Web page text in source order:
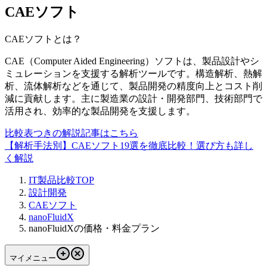
CAEソフト
CAEソフト とは？
CAE（Computer Aided Engineering）ソフトは、製品設計やシ
ミュレーションを支援する解析ツールです。構造解析、熱解
析、流体解析などを通じて、製品開発の精度向上とコスト削
減に貢献します。主に製造業の設計・開発部門、技術部門で
活用され、効率的な製品開発を支援します。
比較表つきの解説記事はこちら
【解析手法別】CAEソフト19選を徹底比較！選び方も詳し
く解説
IT製品比較TOP
設計開発
CAEソフト
nanoFluidX
nanoFluidXの価格・料金プラン
マイメニュー